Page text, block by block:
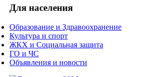
Для населения
Образование и Здравоохранение
Культура и спорт
ЖКХ и Социальная защита
ГО и ЧС
Объявления и новости